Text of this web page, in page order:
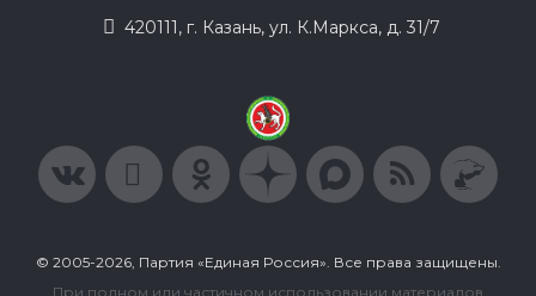
420111, г. Казань, ул. К.Маркса, д. 31/7
© 2005-2026, Партия «Единая Россия». Все права защищены.
При полном или частичном использовании материалов